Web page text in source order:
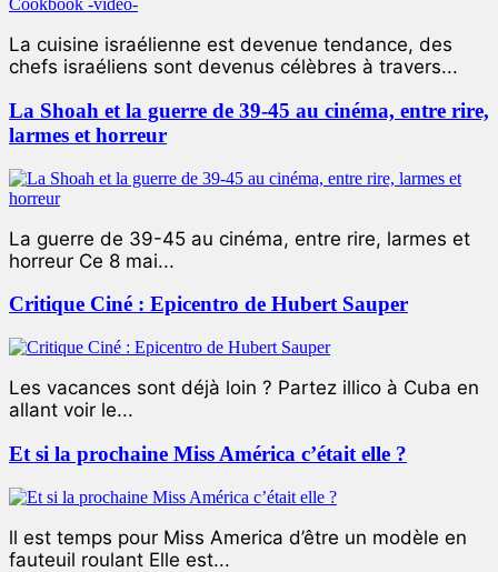
La cuisine israélienne est devenue tendance, des
chefs israéliens sont devenus célèbres à travers...
La Shoah et la guerre de 39-45 au cinéma, entre rire,
larmes et horreur
La guerre de 39-45 au cinéma, entre rire, larmes et
horreur Ce 8 mai...
Critique Ciné : Epicentro de Hubert Sauper
Les vacances sont déjà loin ? Partez illico à Cuba en
allant voir le...
Et si la prochaine Miss América c’était elle ?
ll est temps pour Miss America d’être un modèle en
fauteuil roulant Elle est...